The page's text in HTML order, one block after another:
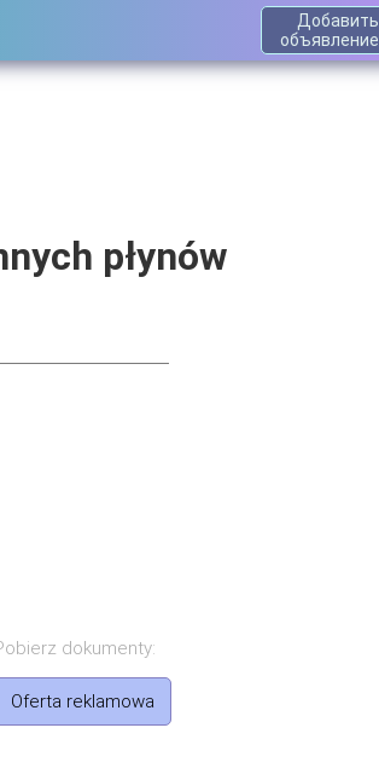
Добавить
объявление
płynów
dokumenty:
Oferta reklamowa